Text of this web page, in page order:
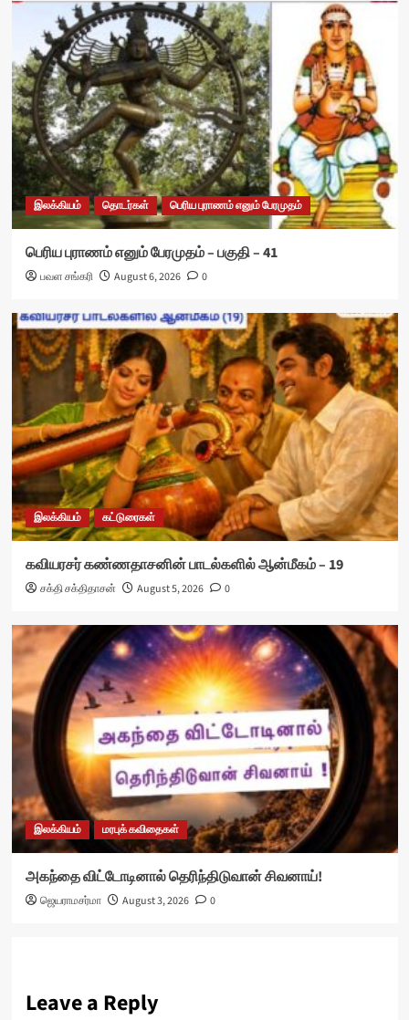
இலக்கியம் தொடர்கள் பெரிய புராணம் எனும் பேரமுதம்
பெரிய புராணம் எனும் பேரமுதம் – பகுதி – 41
பவள சங்கரி August 6, 2026 0
இலக்கியம் கட்டுரைகள்
கவியரசர் கண்ணதாசனின் பாடல்களில் ஆன்மீகம் – 19
சக்தி சக்திதாசன் August 5, 2026 0
இலக்கியம் மரபுக் கவிதைகள்
அகந்தை விட்டோடினால் தெரிந்திடுவான் சிவனாய்!
ஜெயராமசர்மா August 3, 2026 0
Leave a Reply